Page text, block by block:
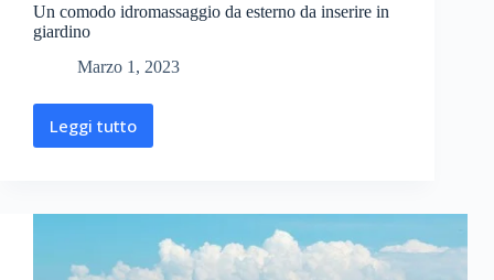
Un comodo idromassaggio da esterno da inserire in
giardino
Marzo 1, 2023
Leggi tutto